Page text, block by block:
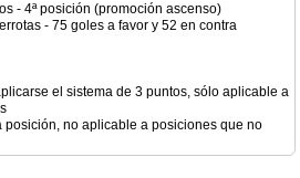
- 4ª posición (promoción ascenso)
- 75 goles a favor y 52 en contra
el sistema de 3 puntos, sólo aplicable a
posición, no aplicable a posiciones que no